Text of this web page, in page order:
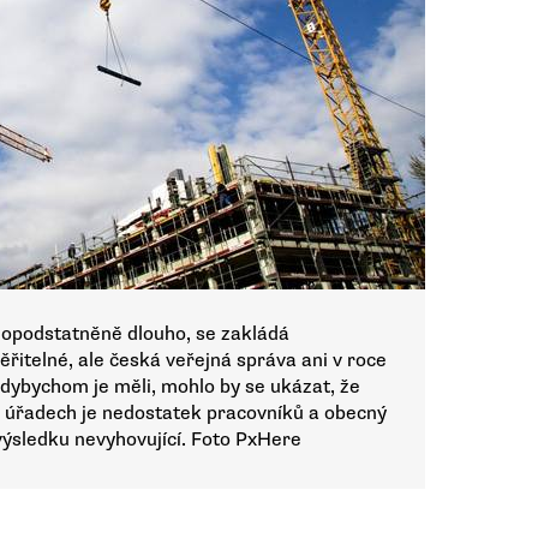
dlouho, se zakládá
ale česká veřejná správa ani v roce
je měli, mohlo by se ukázat, že
je nedostatek pracovníků a obecný
nevyhovující. Foto PxHere